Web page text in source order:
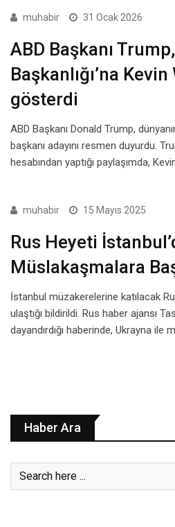
muhabir 31 Ocak 2026
ABD Başkanı
Başkanlığı’na Kevin
gösterdi
ABD Başkanı Donald Trump,
başkanı adayını resmen duyurdu.
hesabından yaptığı paylaşımda,
muhabir 15 Mayıs 2025
Rus Heyeti
Müslakaşmalara
İstanbul müzakerelerine katılacak
ulaştığı bildirildi. Rus haber ajansı
dayandırdığı haberinde, Ukrayna ile
Haber Ara